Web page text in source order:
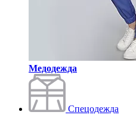
Медодежда
Спецодежда